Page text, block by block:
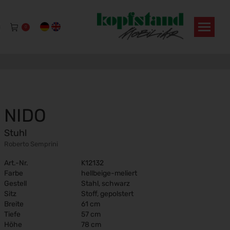
0
NIDO
Stuhl
Roberto Semprini
Art.-Nr.
K12132
Farbe
hellbeige-meliert
Gestell
Stahl, schwarz
Sitz
Stoff, gepolstert
Breite
61 cm
Tiefe
57 cm
Höhe
78 cm